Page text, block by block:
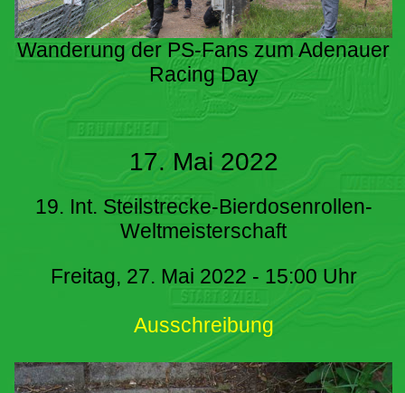
Wanderung der PS-Fans zum Adenauer
Racing Day
17. Mai 2022
19. Int. Steilstrecke-Bierdosenrollen-
Weltmeisterschaft
Freitag, 27. Mai 2022 - 15:00 Uhr
Ausschreibung